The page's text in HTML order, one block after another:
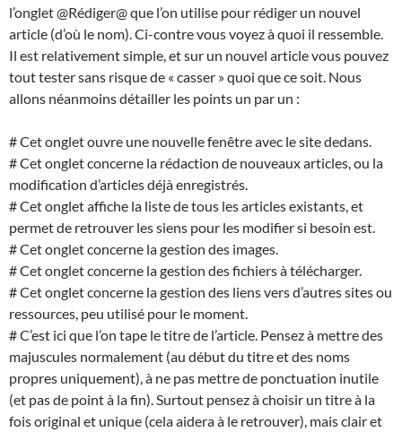
l’onglet @Rédiger@ que l’on utilise pour rédiger un nouvel
article (d’où le nom). Ci-contre vous voyez à quoi il ressemble.
Il est relativement simple, et sur un nouvel article vous pouvez
tout tester sans risque de « casser » quoi que ce soit. Nous
allons néanmoins détailler les points un par un :
# Cet onglet ouvre une nouvelle fenêtre avec le site dedans.
# Cet onglet concerne la rédaction de nouveaux articles, ou la
modification d’articles déjà enregistrés.
# Cet onglet affiche la liste de tous les articles existants, et
permet de retrouver les siens pour les modifier si besoin est.
# Cet onglet concerne la gestion des images.
# Cet onglet concerne la gestion des fichiers à télécharger.
# Cet onglet concerne la gestion des liens vers d’autres sites ou
ressources, peu utilisé pour le moment.
# C’est ici que l’on tape le titre de l’article. Pensez à mettre des
majuscules normalement (au début du titre et des noms
propres uniquement), à ne pas mettre de ponctuation inutile
(et pas de point à la fin). Surtout pensez à choisir un titre à la
fois original et unique (cela aidera à le retrouver), mais clair et